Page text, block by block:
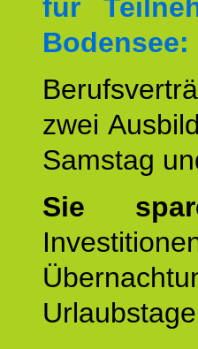
für
Bodensee:
zwei
Samstag
Sie